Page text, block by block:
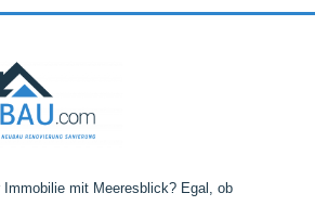
mit Meeresblick? Egal, ob